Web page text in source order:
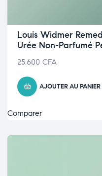
Louis Widmer
Urée Non-Parfumé
25.600 CFA
AJOUTER AU PANIER
Comparer